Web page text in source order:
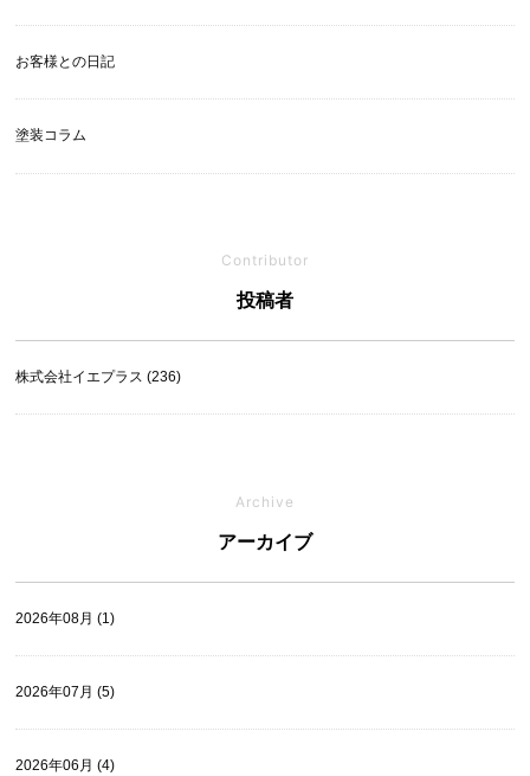
お客様との日記
塗装コラム
Contributor
投稿者
株式会社イエプラス (236)
Archive
アーカイブ
2026年08月 (1)
2026年07月 (5)
2026年06月 (4)